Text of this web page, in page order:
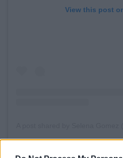
View this post